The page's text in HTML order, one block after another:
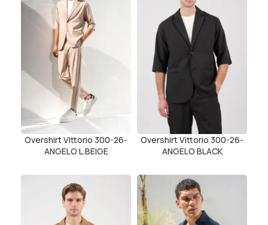
Overshirt Vittorio 300-26-
ANGELO L.BEIGE
Overshirt Vittorio 300-26-
ANGELO BLACK